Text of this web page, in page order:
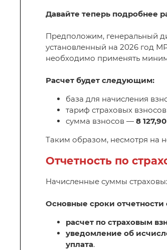
Давайте теперь подробнее
Предположим, генеральный
установленный на 2026 год
необходимо применять
Расчет будет следующим:
база для начисления
тариф страховых
сумма взносов — 8
Таким образом, несмотря на
Отчетность по
Начисленные суммы
Основные сроки
расчет по страховым
уведомление об
уплата.